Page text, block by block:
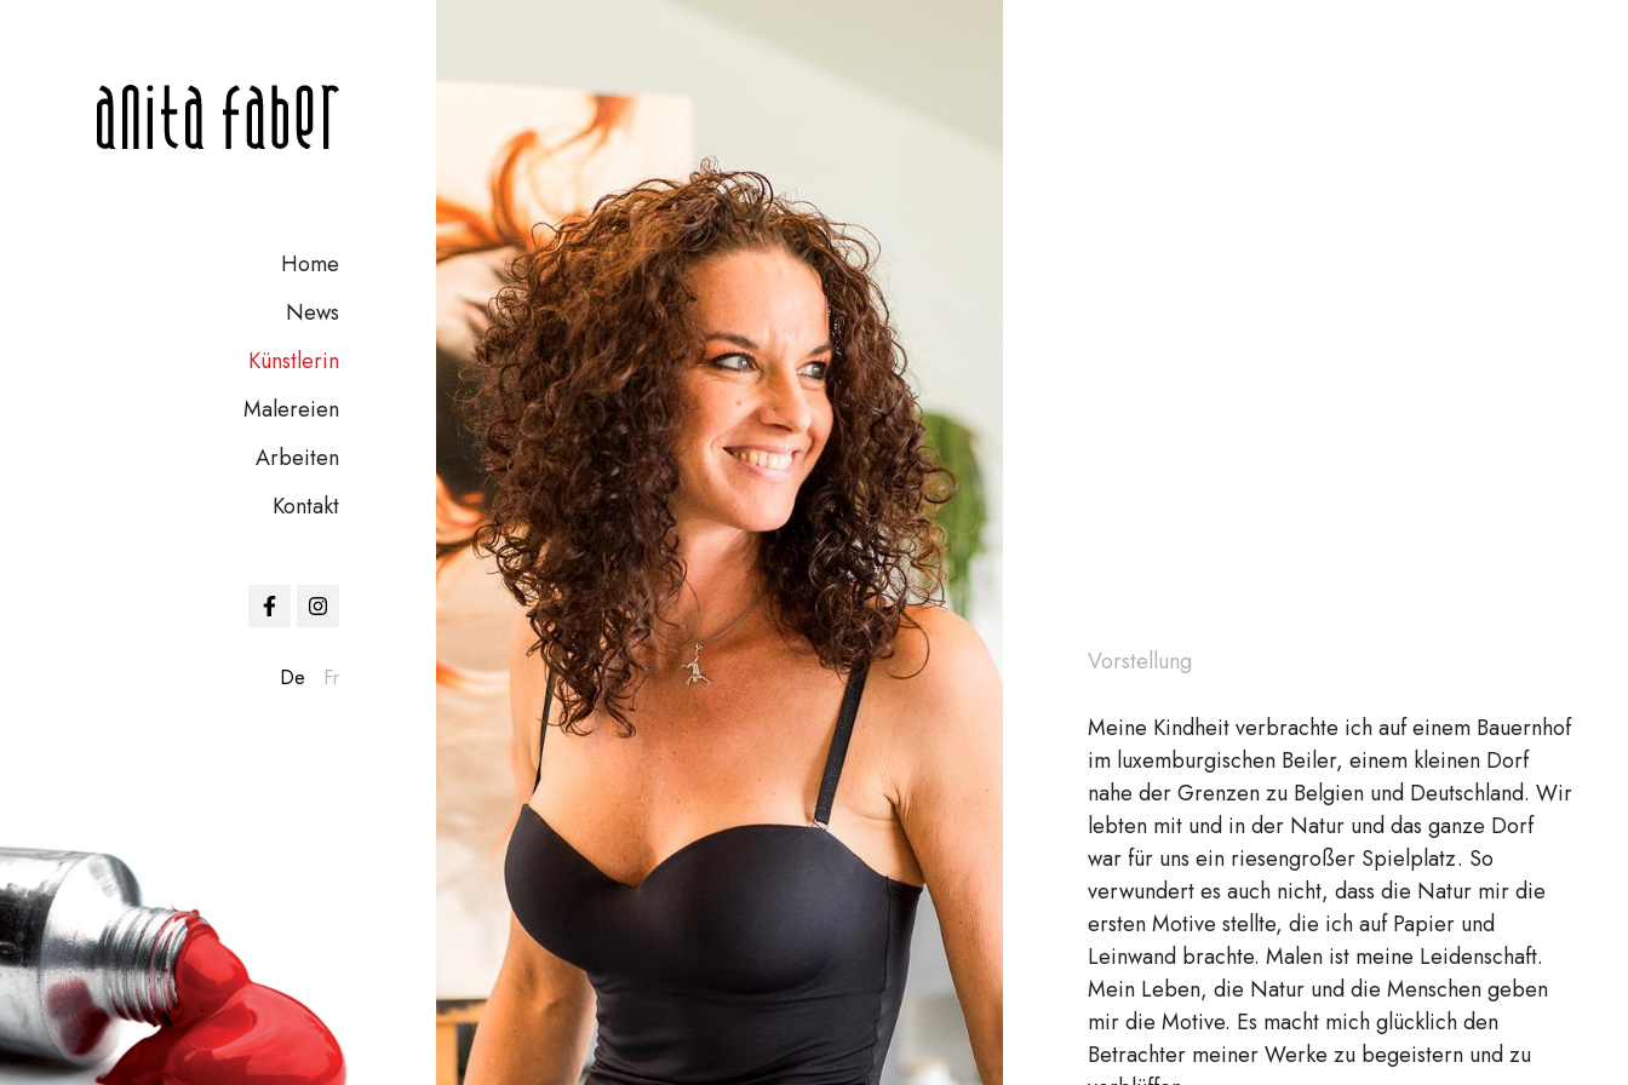
Home
News
Künstlerin
Malereien
Arbeiten
Kontakt
De Fr
Vorstellung
Meine Kindheit verbrachte ich auf einem Bauernhof
im luxemburgischen Beiler, einem kleinen Dorf
nahe der Grenzen zu Belgien und Deutschland. Wir
lebten mit und in der Natur und das ganze Dorf
war für uns ein riesengroßer Spielplatz. So
verwundert es auch nicht, dass die Natur mir die
ersten Motive stellte, die ich auf Papier und
Leinwand brachte. Malen ist meine Leidenschaft.
Mein Leben, die Natur und die Menschen geben
mir die Motive. Es macht mich glücklich den
Betrachter meiner Werke zu begeistern und zu